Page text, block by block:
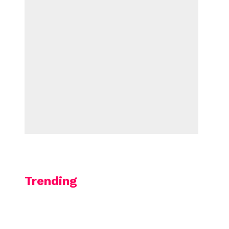
Trending